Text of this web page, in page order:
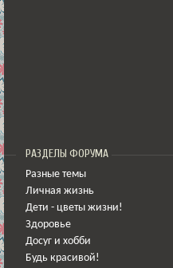
РАЗДЕЛЫ ФОРУМА
Разные темы
Личная жизнь
Дети - цветы жизни!
Здоровье
Досуг и хобби
Будь красивой!